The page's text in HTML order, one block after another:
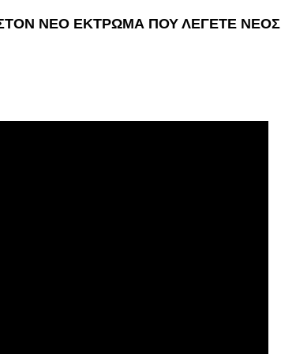
ΝΕΟ ΕΚΤΡΩΜΑ ΠΟΥ ΛΕΓΕΤΕ ΝΕΟΣ